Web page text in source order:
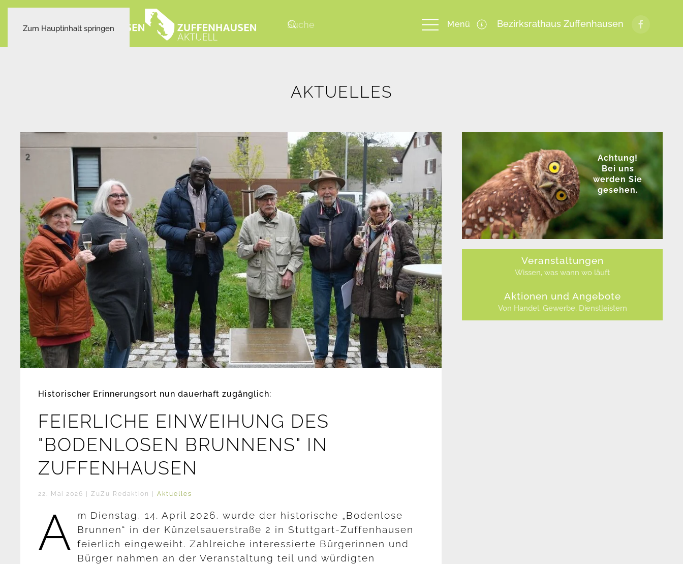
Zum Hauptinhalt springen Menü Bezirksrathaus Zuffenhausen
AKTUELLES
Historischer Erinnerungsort nun dauerhaft zugänglich:
FEIERLICHE EINWEIHUNG DES
"BODENLOSEN BRUNNENS" IN
ZUFFENHAUSEN
22. Mai 2026 | ZuZu Redaktion | Aktuelles
A
m Dienstag, 14. April 2026, wurde der historische „Bodenlose
Brunnen“ in der Künzelsauerstraße 2 in Stuttgart-Zuffenhausen
feierlich eingeweiht. Zahlreiche interessierte Bürgerinnen und
Bürger nahmen an der Veranstaltung teil und würdigten
Achtung!
Bei uns
werden Sie
gesehen.
Veranstaltungen
Wissen, was wann wo läuft
Aktionen und Angebote
Von Handel, Gewerbe, Dienstleistern